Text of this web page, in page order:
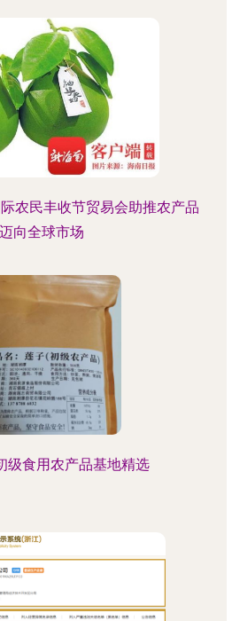
农民丰收节贸易会助推农产品
迈向全球市场
级食用农产品基地精选